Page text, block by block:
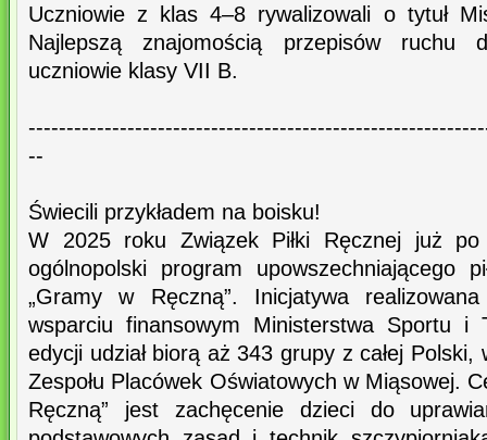
Uczniowie z klas 4–8 rywalizowali o tytuł
Najlepszą znajomością przepisów ruchu
uczniowie klasy VII B.
--
Świecili przykładem na boisku!
W 2025 roku Związek Piłki Ręcznej już po
ogólnopolski program upowszechniającego
„Gramy w Ręczną”. Inicjatywa
wsparciu finansowym Ministerstwa Sportu i
edycji udział biorą aż 343 grupy z całej
Zespołu Placówek Oświatowych w Miąsowej.
Ręczną” jest zachęcenie dzieci do